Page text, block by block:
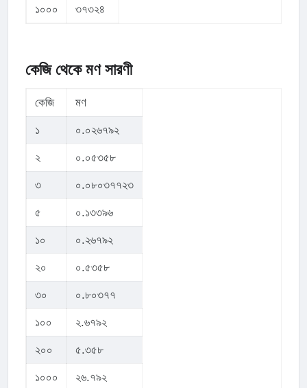
১০০০ ৩৭৩২৪
কেজি থেকে মণ সারণী
কেজি মণ
১ ০.০২৬৭৯২
২ ০.০৫৩৫৮
৩ ০.০৮০৩৭৭২৩
৫ ০.১৩৩৯৬
১০ ০.২৬৭৯২
২০ ০.৫৩৫৮
৩০ ০.৮০৩৭৭
১০০ ২.৬৭৯২
২০০ ৫.৩৫৮
১০০০ ২৬.৭৯২